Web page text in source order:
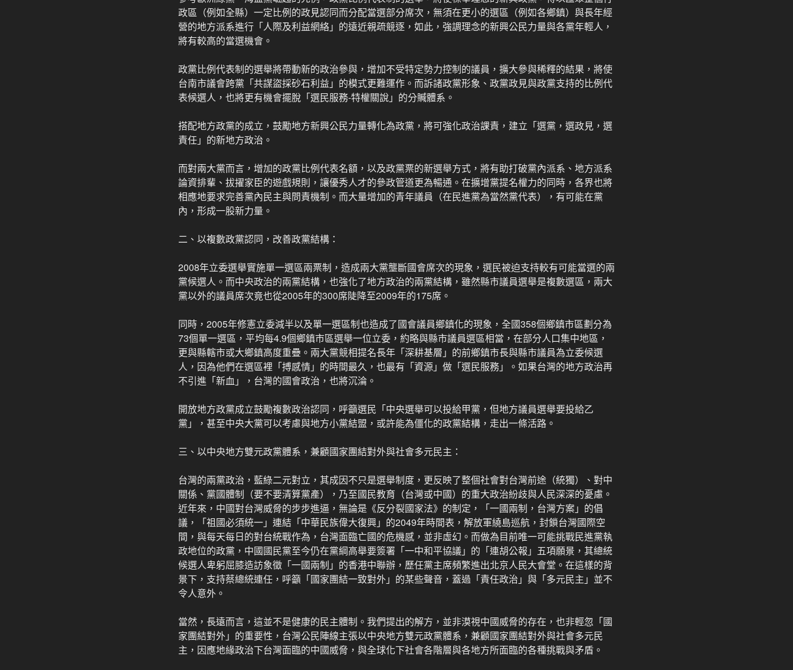
政區（例如全縣）一定比例的政見認同而分配當選部分席次，無須在更小的選區（例如各鄉鎮）與長年經
營的地方派系進行「人際及利益網絡」的遠近親疏競逐，如此，強調理念的新興公民力量與各黨年輕人，
將有較高的當選機會。
政黨比例代表制的選舉將帶動新的政治參與，增加不受特定勢力控制的議員，擴大參與稀釋的結果，將使
台南市議會跨黨「共謀盜採砂石利益」的模式更難運作。而訴諸政黨形象、政黨政見與政黨支持的比例代
表候選人，也將更有機會擺脫「選民服務-特權關說」的分贓體系。
搭配地方政黨的成立，鼓勵地方新興公民力量轉化為政黨，將可強化政治課責，建立「選黨，選政見，選
責任」的新地方政治。
而對兩大黨而言，增加的政黨比例代表名額，以及政黨票的新選舉方式，將有助打破黨內派系、地方派系
論資排輩、拔擢家臣的遊戲規則，讓優秀人才的參政管道更為暢通。在擴增黨提名權力的同時，各界也將
相應地要求完善黨內民主與問責機制。而大量增加的青年議員（在民進黨為當然黨代表），有可能在黨
內，形成一股新力量。
二、以複數政黨認同，改善政黨結構：
2008年立委選舉實施單一選區兩票制，造成兩大黨壟斷國會席次的現象，選民被迫支持較有可能當選的兩
黨候選人。而中央政治的兩黨結構，也強化了地方政治的兩黨結構，雖然縣市議員選舉是複數選區，兩大
黨以外的議員席次竟也從2005年的300席陡降至2009年的175席。
同時，2005年修憲立委減半以及單一選區制也造成了國會議員鄉鎮化的現象，全國358個鄉鎮市區劃分為
73個單一選區，平均每4.9個鄉鎮市區選舉一位立委，約略與縣市議員選區相當，在部分人口集中地區，
更與縣轄市或大鄉鎮高度重疊。兩大黨競相提名長年「深耕基層」的前鄉鎮市長與縣市議員為立委候選
人，因為他們在選區裡「搏感情」的時間最久，也最有「資源」做「選民服務」。如果台灣的地方政治再
不引進「新血」，台灣的國會政治，也將沉淪。
開放地方政黨成立鼓勵複數政治認同，呼籲選民「中央選舉可以投給甲黨，但地方議員選舉要投給乙
黨」，甚至中央大黨可以考慮與地方小黨結盟，或許能為僵化的政黨結構，走出一條活路。
三、以中央地方雙元政黨體系，兼顧國家團結對外與社會多元民主：
台灣的兩黨政治，藍綠二元對立，其成因不只是選舉制度，更反映了整個社會對台灣前途（統獨）、對中
關係、黨國體制（要不要清算黨產），乃至國民教育（台灣或中國）的重大政治紛歧與人民深深的憂慮。
近年來，中國對台灣威脅的步步進逼，無論是《反分裂國家法》的制定，「一國兩制，台灣方案」的倡
議，「祖國必須統一」連結「中華民族偉大復興」的2049年時間表，解放軍繞島巡航，封鎖台灣國際空
間，與每天每日的對台統戰作為，台灣面臨亡國的危機感，並非虛幻。而做為目前唯一可能挑戰民進黨執
政地位的政黨，中國國民黨至今仍在黨綱高舉要簽署「一中和平協議」的「連胡公報」五項願景，其總統
候選人卑躬屈膝造訪象徵「一國兩制」的香港中聯辦，歷任黨主席頻繁進出北京人民大會堂。在這樣的背
景下，支持蔡總統連任，呼籲「國家團結一致對外」的某些聲音，蓋過「責任政治」與「多元民主」並不
令人意外。
當然，長遠而言，這並不是健康的民主體制。我們提出的解方，並非漠視中國威脅的存在，也非輕忽「國
家團結對外」的重要性，台灣公民陣線主張以中央地方雙元政黨體系，兼顧國家團結對外與社會多元民
主，因應地緣政治下台灣面臨的中國威脅，與全球化下社會各階層與各地方所面臨的各種挑戰與矛盾。